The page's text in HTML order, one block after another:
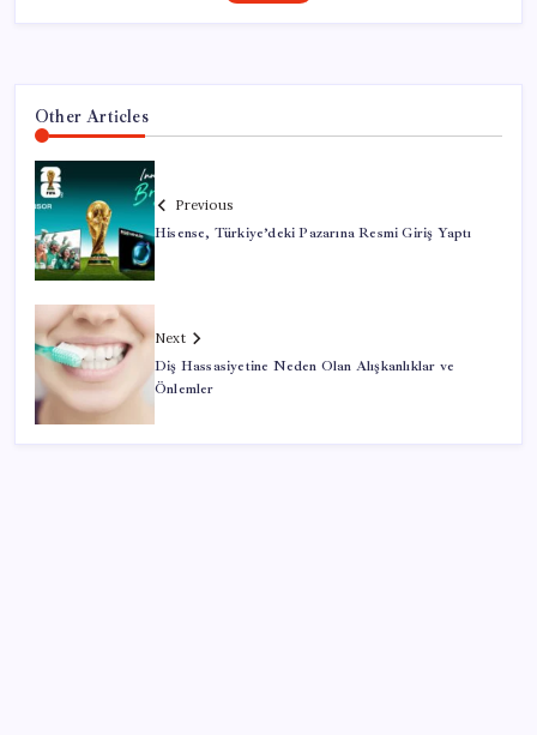
Other Articles
Previous
Hisense, Türkiye’deki Pazarına Resmi Giriş Yaptı
Next
Diş Hassasiyetine Neden Olan Alışkanlıklar ve
Önlemler